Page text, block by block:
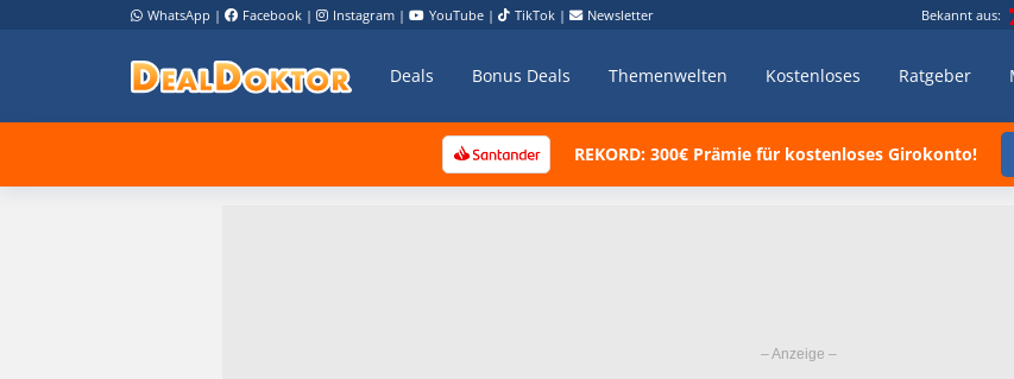
WhatsApp | Facebook | Instagram | YouTube | TikTok | Newsletter Bekannt aus:
Deals Bonus Deals Themenwelten Kostenloses Ratgeber
REKORD: 300€ Prämie für kostenloses Girokonto!